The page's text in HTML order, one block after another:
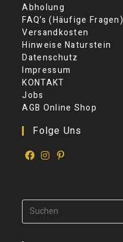
Abholung
FAQ’s (Häufige Fragen)
Versandkosten
Hinweise Naturstein
Datenschutz
Impressum
KONTAKT
Jobs
AGB Online Shop
Folge Uns